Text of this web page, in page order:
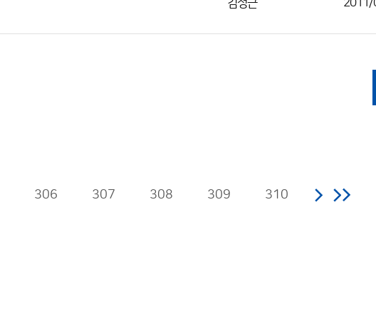
김정근 2011/
306 307 308 309 310